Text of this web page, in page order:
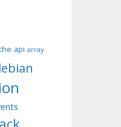
api array